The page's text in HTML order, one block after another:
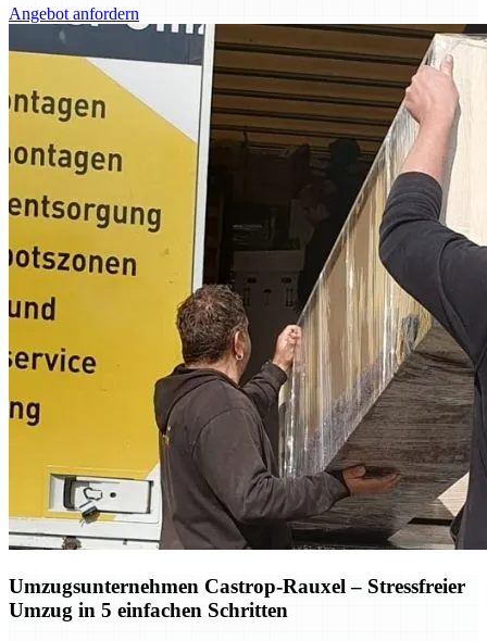
Angebot anfordern
Umzugsunternehmen Castrop-Rauxel – Stressfreier
Umzug in 5 einfachen Schritten